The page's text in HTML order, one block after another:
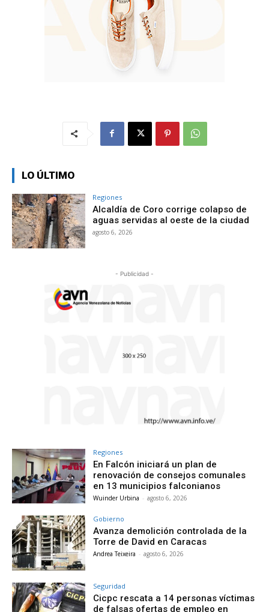
LO ÚLTIMO
Regiones
Alcaldía de Coro corrige colapso de
aguas servidas al oeste de la ciudad
agosto 6, 2026
- Publicidad -
Regiones
En Falcón iniciará un plan de
renovación de consejos comunales
en 13 municipios falconianos
Wuinder Urbina - agosto 6, 2026
Gobierno
Avanza demolición controlada de la
Torre de David en Caracas
Andrea Teixeira - agosto 6, 2026
Seguridad
Cicpc rescata a 14 personas víctimas
de falsas ofertas de empleo en